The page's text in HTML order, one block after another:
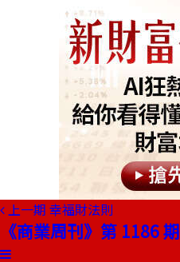
上一期 幸福財法則
《商業周刊》第 1186 期